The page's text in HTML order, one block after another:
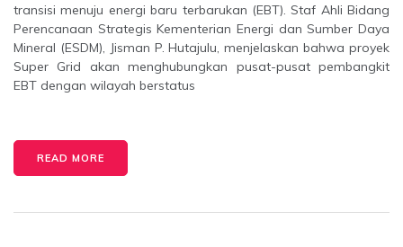
transisi menuju energi baru terbarukan (EBT). Staf Ahli Bidang
Perencanaan Strategis Kementerian Energi dan Sumber Daya
Mineral (ESDM), Jisman P. Hutajulu, menjelaskan bahwa proyek
Super Grid akan menghubungkan pusat-pusat pembangkit
EBT dengan wilayah berstatus
READ MORE